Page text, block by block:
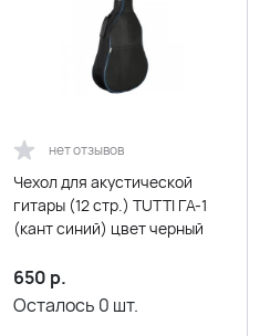
нет отзывов
Чехол для акустической
гитары (12 стр.) TUTTI ГА-1
(кант синий) цвет черный
650 р.
Осталось 0 шт.